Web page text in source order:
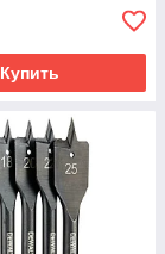
Купить